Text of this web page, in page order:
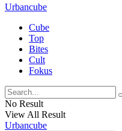
Urbancube
Cube
Top
Bites
Cult
Fokus
No Result
View All Result
Urbancube